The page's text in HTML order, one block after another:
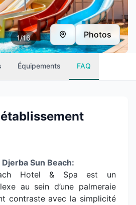
1/16 Photos
Équipements FAQ
Sun Beach:
Hotel & Spa est un
au sein d’une palmeraie
contraste avec la simplicité